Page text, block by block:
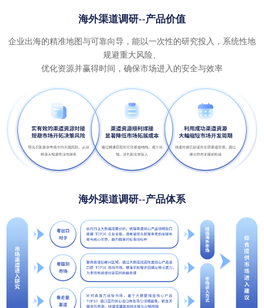
海外渠道调研--产品价值
企业出海的精准地图与可靠向导，能以一次性的研究投入，系统性地
规避重大风险、
优化资源并赢得时间，确保市场进入的安全与效率
海外渠道调研--产品体系
海外新兴市场（东南亚等）研究--产品价值
聚焦高增长新兴市场的空白机遇、政策红利与消费特点，通过灵活的
本土化拓展策略，
助力企业抢占先发优势，规避政策与文化风险，打造适配的产品与营
海外成熟市场（欧美日韩）研究--产品价值
深耕成熟市场的竞争格局，聚焦存量市场的精细化运营与差异化突
破。帮助企业精准对标头部竞品，挖掘高价值细分赛道，实现稳定盈
利
欧美市场规则完善、存量竞争、壁垒高筑，是较为成熟海外市场。企
业入局、经营及战略升级的核心痛点集中在合规门槛高、竞争格局固
化、消费需求精细化、本土化适配难，且决策容错率极低。行业研究
企业的产品价值，并非简单提供数据信息，而是以本地化专业能力、
深度产业洞察、落地性决策支撑为核心，为客户搭建 “认知 - 合规 -
策略 - 落地” 的全链路价值体系，帮其突破市场壁垒、规避决策风
险、实现存量市场的高效破局与利润深耕，核心价值体现在认知降
海外选址建厂--产品价值
海外选址建厂--产品体系